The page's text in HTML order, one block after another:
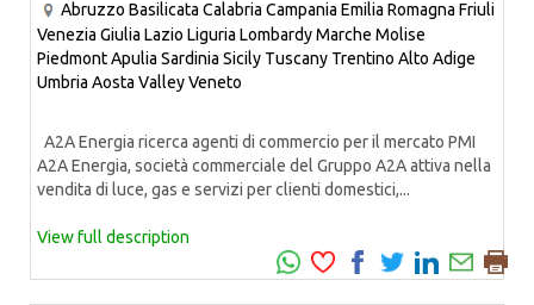
Abruzzo Basilicata Calabria Campania Emilia Romagna Friuli
Venezia Giulia Lazio Liguria LombardyMarche Molise
PiedmontApulia Sardinia Sicily Tuscany Trentino Alto Adige
Umbria Aosta ValleyVeneto
A2A Energia ricerca agenti di commercio per il mercato PMI
A2A Energia, società commerciale del Gruppo A2A attiva nella
vendita di luce, gas e servizi per clienti domestici,...
View full description